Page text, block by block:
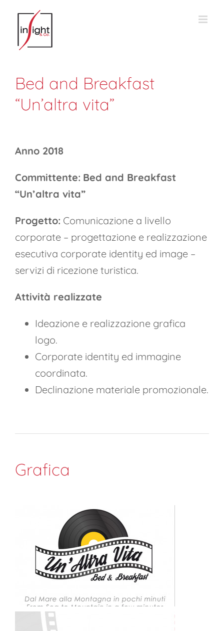
contenuto
Bed and Breakfast
“Un’altra vita”
Anno 2018
Committente: Bed and Breakfast
“Un’altra vita”
Progetto: Comunicazione a livello
corporate – progettazione e realizzazione
esecutiva corporate identity ed image –
servizi di ricezione turistica.
Attività realizzate
Ideazione e realizzazione grafica
logo.
Corporate identity ed immagine
coordinata.
Declinazione materiale promozionale.
Grafica